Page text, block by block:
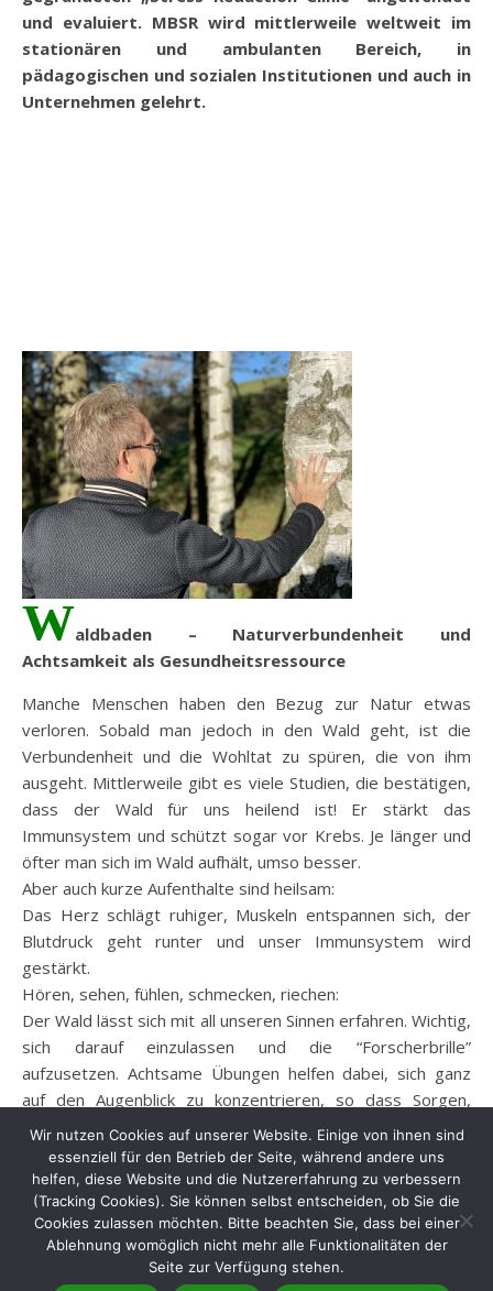
und evaluiert. MBSR wird mittlerweile weltweit im
stationären und ambulanten Bereich, in
pädagogischen und sozialen Institutionen und auch in
Unternehmen gelehrt.
Waldbaden – Naturverbundenheit und
Achtsamkeit als Gesundheitsressource
Manche Menschen haben den Bezug zur Natur etwas
verloren. Sobald man jedoch in den Wald geht, ist die
Verbundenheit und die Wohltat zu spüren, die von ihm
ausgeht. Mittlerweile gibt es viele Studien, die bestätigen,
dass der Wald für uns heilend ist! Er stärkt das
Immunsystem und schützt sogar vor Krebs. Je länger und
öfter man sich im Wald aufhält, umso besser.
Aber auch kurze Aufenthalte sind heilsam:
Das Herz schlägt ruhiger, Muskeln entspannen sich, der
Blutdruck geht runter und unser Immunsystem wird
gestärkt.
Hören, sehen, fühlen, schmecken, riechen:
Der Wald lässt sich mit all unseren Sinnen erfahren. Wichtig,
sich darauf einzulassen und die “Forscherbrille”
aufzusetzen. Achtsame Übungen helfen dabei, sich ganz
auf den Augenblick zu konzentrieren, so dass Sorgen,
Stress oder Hektik dabei ganz automatisch in den
Hintergrund rücken.
Impressum | Datenschutz | Feedback von Teilnehmern
Wir nutzen Cookies auf unserer Website. Einige von ihnen sind
essenziell für den Betrieb der Seite, während andere uns
helfen, diese Website und die Nutzererfahrung zu verbessern
(Tracking Cookies). Sie können selbst entscheiden, ob Sie die
Cookies zulassen möchten. Bitte beachten Sie, dass bei einer
Ablehnung womöglich nicht mehr alle Funktionalitäten der
Seite zur Verfügung stehen.